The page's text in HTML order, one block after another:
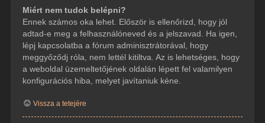
Miért nem tudok belépni?
Ennek számos oka lehet. Először is ellenőrizd, hogy jól
adtad-e meg a felhasználóneved és a jelszavad. Ha igen,
lépj kapcsolatba a fórum adminisztrátorával, hogy
meggyőződj róla, nem lettél kitiltva. Az is lehetséges, hogy
a weboldal üzemeltetőjének oldalán lépett fel valamilyen
konfigurációs hiba, melyet javítaniuk kéne.
Vissza a tetejére